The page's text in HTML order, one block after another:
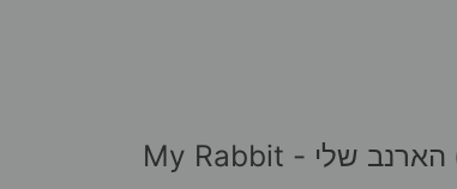
הארנב שלי - My Rabbit